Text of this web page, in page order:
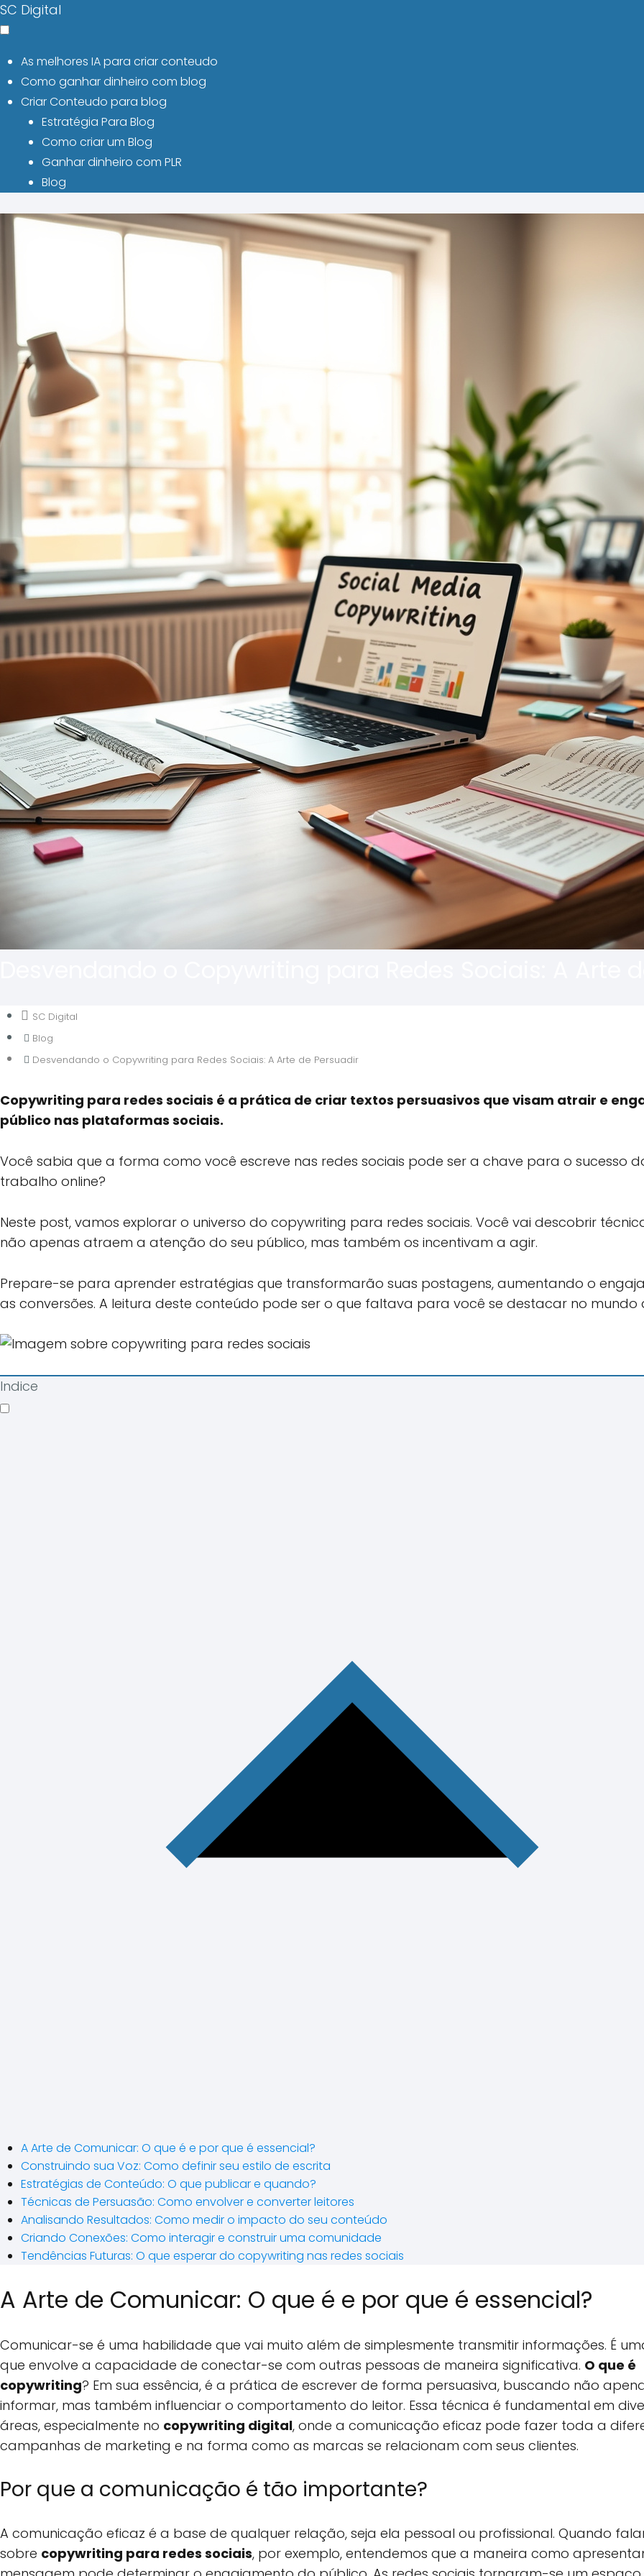
SC Digital
As melhores IA para criar conteudo
Como ganhar dinheiro com blog
Criar Conteudo para blog
Estratégia Para Blog
Como criar um Blog
Ganhar dinheiro com PLR
Blog
SC Digital
Blog
Desvendando o Copywriting para Redes Sociais: A Arte de Persuadir
Copywriting para redes sociais é a prática de criar textos persuasivos que visam atrair e
público nas plataformas sociais.
Você sabia que a forma como você escreve nas redes sociais pode ser a chave para o sucesso
trabalho online?
Neste post, vamos explorar o universo do copywriting para redes sociais. Você vai descobrir
não apenas atraem a atenção do seu público, mas também os incentivam a agir.
Prepare-se para aprender estratégias que transformarão suas postagens, aumentando o
as conversões. A leitura deste conteúdo pode ser o que faltava para você se destacar no mundo
Indice
A Arte de Comunicar: O que é e por que é essencial?
Construindo sua Voz: Como definir seu estilo de escrita
Estratégias de Conteúdo: O que publicar e quando?
Técnicas de Persuasão: Como envolver e converter leitores
Analisando Resultados: Como medir o impacto do seu conteúdo
Criando Conexões: Como interagir e construir uma comunidade
Tendências Futuras: O que esperar do copywriting nas redes sociais
A Arte de Comunicar: O que é e por que é essencial?
Comunicar-se é uma habilidade que vai muito além de simplesmente transmitir informações. É
que envolve a capacidade de conectar-se com outras pessoas de maneira significativa. O que é
copywriting? Em sua essência, é a prática de escrever de forma persuasiva, buscando não
informar, mas também influenciar o comportamento do leitor. Essa técnica é fundamental em
áreas, especialmente no copywriting digital, onde a comunicação eficaz pode fazer toda a
campanhas de marketing e na forma como as marcas se relacionam com seus clientes.
Por que a comunicação é tão importante?
A comunicação eficaz é a base de qualquer relação, seja ela pessoal ou profissional. Quando
sobre copywriting para redes sociais, por exemplo, entendemos que a maneira como